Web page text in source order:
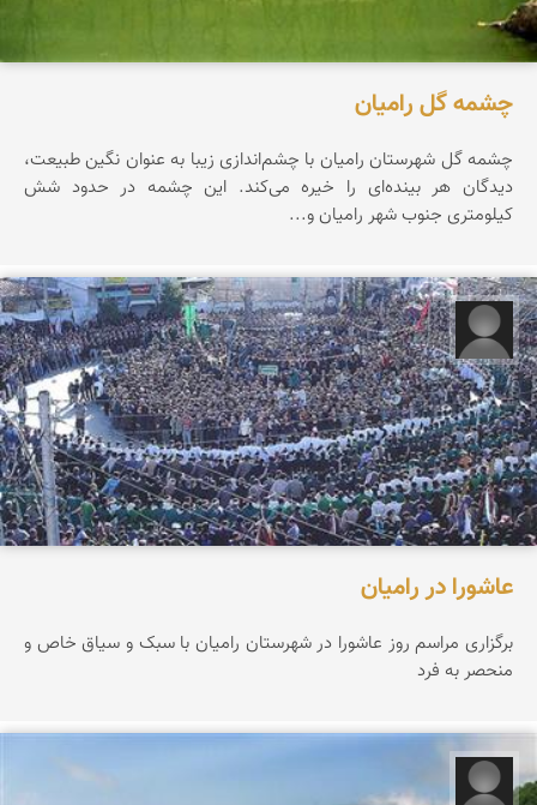
چشمه گل رامیان
چشمه گل شهرستان رامیان با چشم‌اندازی زیبا به عنوان نگین طبیعت،
دیدگان هر بینده‌ای را خیره می‌كند. این چشمه در حدود شش
كیلومتری جنوب شهر رامیان و...
مهدی بای
عاشورا در رامیان
برگزاری مراسم روز عاشورا در شهرستان رامیان با سبک و سیاق خاص و
منحصر به فرد
مهدی بای